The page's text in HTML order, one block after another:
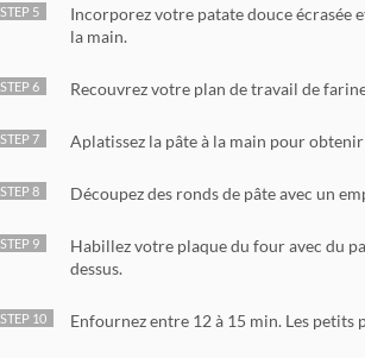
STEP 5
Incorporez votre patate douce écrasée
la main.
STEP 6 Recouvrez votre plan de travail de
STEP 7 Aplatissez la pâte à la main pour
STEP 8 Découpez des ronds de pâte avec un
STEP 9
Habillez votre plaque du four avec du
dessus.
STEP 10 Enfournez entre 12 à 15 min. Les petits